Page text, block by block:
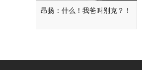
昂扬：什么！我爸叫别克？！